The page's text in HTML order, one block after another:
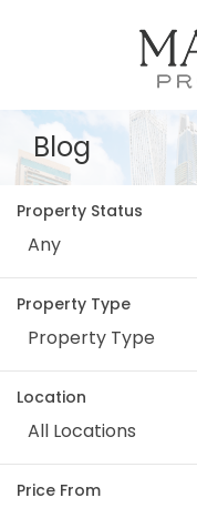
Blog
Property Status
Any
Property Type
Property Type
Location
All Locations
Price From